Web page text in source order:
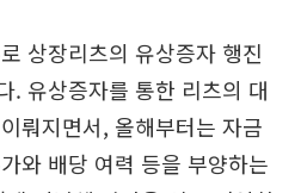
상장리츠의 유상증자 행진
. 유상증자를 통한 리츠의 대
뤄지면서, 올해부터는 자금
와 배당 여력 등을 부양하는